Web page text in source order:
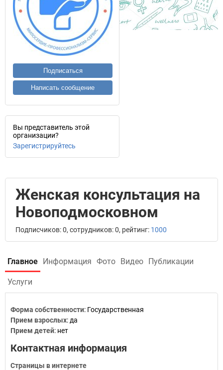
Подписаться
Написать сообщение
Вы представитель этой
организации?
Зарегистрируйтесь
Женская консультация на
Новоподмосковном
Подписчиков: 0, сотрудников: 0, рейтинг: 1000
Главное Информация Фото Видео Публикации
Услуги
Форма собственности: Государственная
Прием взрослых: да
Прием детей: нет
Контактная информация
Страницы в интернете